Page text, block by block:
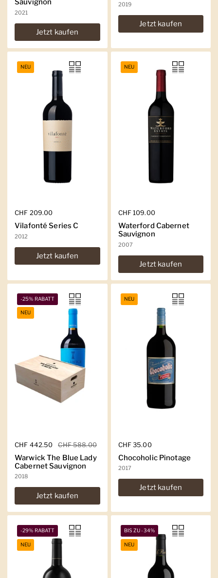
Sauvignon
2021
Jetzt kaufen
2019
Jetzt kaufen
Regulärer Preis
CHF 209.00
Vilafonté Series C
2012
Jetzt kaufen
NEU
Regulärer Preis
CHF 109.00
Waterford Cabernet
Sauvignon
2007
Jetzt kaufen
NEU
Regulärer Preis
CHF 442.50 Sale-Preis
CHF 588.00
Warwick The Blue Lady
Cabernet Sauvignon
2018
Jetzt kaufen
-25% RABATT
NEU
Regulärer Preis
CHF 35.00
Chocoholic Pinotage
2017
Jetzt kaufen
NEU
-29% RABATT
NEU
BIS ZU -34%
NEU